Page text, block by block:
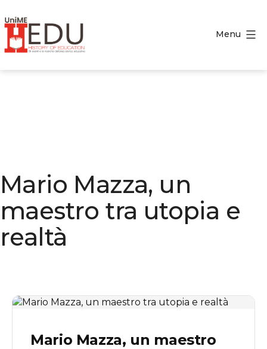
al
contenuto
Menu
Mario Mazza, un
maestro tra utopia e
realtà
Mario Mazza, un maestro